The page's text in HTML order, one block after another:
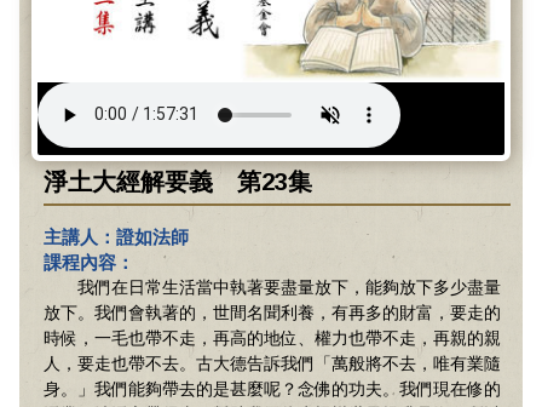
淨土大經解要義 第23集
主講人：證如法師
課程內容：
我們在日常生活當中執著要盡量放下，能夠放下多少盡量
放下。我們會執著的，世間名聞利養，有再多的財富，要走的
時候，一毛也帶不走，再高的地位、權力也帶不走，再親的親
人，要走也帶不去。古大德告訴我們「萬般將不去，唯有業隨
身。」我們能夠帶去的是甚麼呢？念佛的功夫。我們現在修的